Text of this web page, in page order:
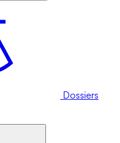
Dossiers